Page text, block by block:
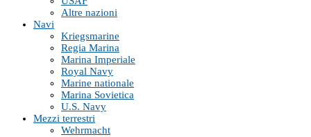
Altre nazioni
Navi
Kriegsmarine
Regia Marina
Marina Imperiale
Royal Navy
Marine nationale
Marina Sovietica
U.S. Navy
Mezzi terrestri
Wehrmacht